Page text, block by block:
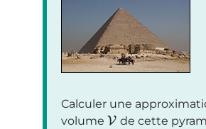
Calculer une
volume V de cette